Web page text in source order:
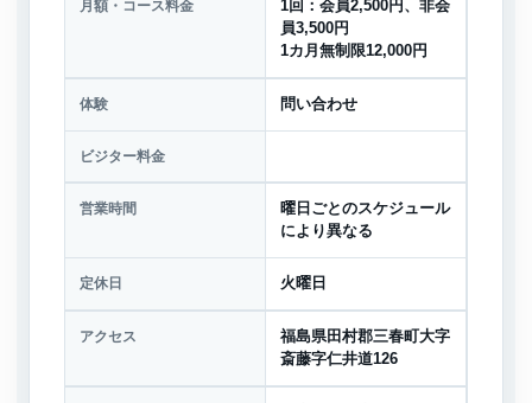
月額・コース料金
1回：会員2,500円、非会
員3,500円
1カ月無制限12,000円
体験 問い合わせ
ビジター料金
営業時間
曜日ごとのスケジュール
により異なる
定休日 火曜日
アクセス
福島県田村郡三春町大字
斎藤字仁井道126